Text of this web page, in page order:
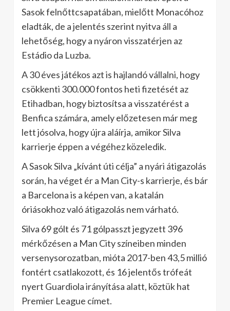
Sasok felnőttcsapatában, mielőtt Monacóhoz
eladták, de a jelentés szerint nyitva áll a
lehetőség, hogy a nyáron visszatérjen az
Estádio da Luzba.
A 30 éves játékos azt is hajlandó vállalni, hogy
csökkenti 300.000 fontos heti fizetését az
Etihadban, hogy biztosítsa a visszatérést a
Benfica számára, amely előzetesen már meg
lett jósolva, hogy újra aláírja, amikor Silva
karrierje éppen a végéhez közeledik.
A Sasok Silva „kívánt úti célja” a nyári átigazolás
során, ha véget ér a Man City-s karrierje, és bár
a Barcelona is a képen van, a katalán
óriásokhoz való átigazolás nem várható.
Silva 69 gólt és 71 gólpasszt jegyzett 396
mérkőzésen a Man City színeiben minden
versenysorozatban, mióta 2017-ben 43,5 millió
fontért csatlakozott, és 16 jelentős trófeát
nyert Guardiola irányítása alatt, köztük hat
Premier League címet.